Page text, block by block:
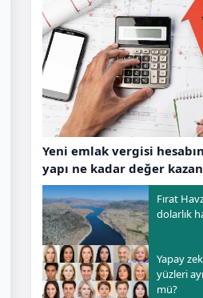
Yeni emlak vergisi
yapı ne kadar değer
Fırat
dolarlık
Yapay
yüzleri
mü?